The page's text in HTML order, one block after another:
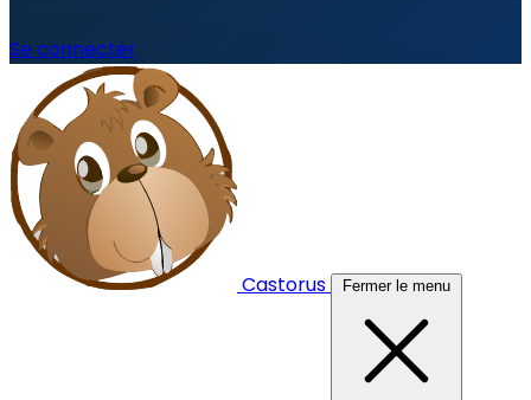
Se connecter
Castorus Fermer le menu